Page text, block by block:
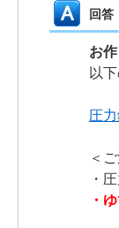
回答
お
以
圧
＜
・
・